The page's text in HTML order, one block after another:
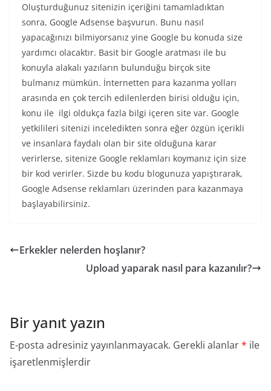
Oluşturduğunuz sitenizin içeriğini tamamladıktan
sonra, Google Adsense başvurun. Bunu nasıl
yapacağınızı bilmiyorsanız yine Google bu konuda size
yardımcı olacaktır. Basit bir Google aratması ile bu
konuyla alakalı yazıların bulunduğu birçok site
bulmanız mümkün. İnternetten para kazanma yolları
arasında en çok tercih edilenlerden birisi olduğu için,
konu ile ilgi oldukça fazla bilgi içeren site var. Google
yetkilileri sitenizi inceledikten sonra eğer özgün içerikli
ve insanlara faydalı olan bir site olduğuna karar
verirlerse, sitenize Google reklamları koymanız için size
bir kod verirler. Sizde bu kodu blogunuza yapıştırarak,
Google Adsense reklamları üzerinden para kazanmaya
başlayabilirsiniz.
Erkekler nelerden hoşlanır?
Upload yaparak nasıl para kazanılır?
Bir yanıt yazın
E-posta adresiniz yayınlanmayacak. Gerekli alanlar* ile
işaretlenmişlerdir